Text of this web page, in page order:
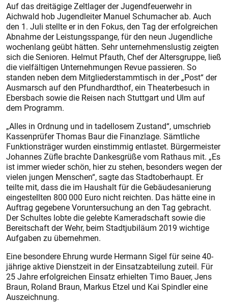
Auf das dreitägige Zeltlager der Jugendfeuerwehr in
Aichwald hob Jugendleiter Manuel Schumacher ab. Auch
den 1. Juli stellte er in den Fokus, den Tag der erfolgreichen
Abnahme der Leistungsspange, für den neun Jugendliche
wochenlang geübt hätten. Sehr unternehmenslustig zeigten
sich die Senioren. Helmut Pfauth, Chef der Altersgruppe, ließ
die vielfältigen Unternehmungen Revue passieren. So
standen neben dem Mitgliederstammtisch in der „Post“ der
Ausmarsch auf den Pfundhardthof, ein Theaterbesuch in
Ebersbach sowie die Reisen nach Stuttgart und Ulm auf
dem Programm.
„Alles in Ordnung und in tadellosem Zustand“, umschrieb
Kassenprüfer Thomas Baur die Finanzlage. Sämtliche
Funktionsträger wurden einstimmig entlastet. Bürgermeister
Johannes Züfle brachte Dankesgrüße vom Rathaus mit. „Es
ist immer wieder schön, hier zu stehen, besonders wegen der
vielen jungen Menschen“, sagte das Stadtoberhaupt. Er
teilte mit, dass die im Haushalt für die Gebäudesanierung
eingestellten 800 000 Euro nicht reichten. Das hätte eine in
Auftrag gegebene Voruntersuchung an den Tag gebracht.
Der Schultes lobte die gelebte Kameradschaft sowie die
Bereitschaft der Wehr, beim Stadtjubiläum 2019 wichtige
Aufgaben zu übernehmen.
Eine besondere Ehrung wurde Hermann Sigel für seine 40-
jährige aktive Dienstzeit in der Einsatzabteilung zuteil. Für
25 Jahre erfolgreichen Einsatz erhielten Timo Bauer, Jens
Braun, Roland Braun, Markus Etzel und Kai Spindler eine
Auszeichnung.